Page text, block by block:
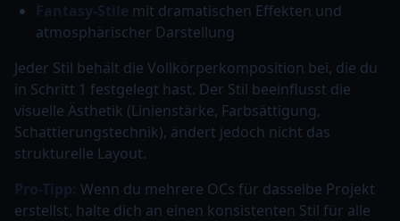
Fantasy-Stile mit dramatischen Effekten und
atmosphärischer Darstellung
Jeder Stil behält die Vollkörperkomposition bei, die du
in Schritt 1 festgelegt hast. Der Stil beeinflusst die
visuelle Ästhetik (Linienstärke, Farbsättigung,
Schattierungstechnik), ändert jedoch nicht das
strukturelle Layout.
Pro-Tipp: Wenn du mehrere OCs für dasselbe Projekt
erstellst, halte dich an einen konsistenten Stil für alle